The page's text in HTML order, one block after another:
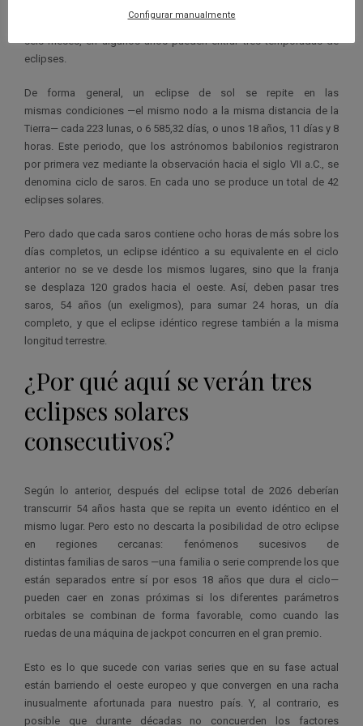
unos 29,53 días. Por lo tanto y dado que 173 días son menos de
seis meses, en algunos años pueden entrar tres temporadas de
eclipses.
De forma general, un eclipse de sol se repite en las
mismas condiciones —el mismo nodo a la misma distancia de la
Tierra— cada 223 lunas, o 6 585,32 días, o unos 18 años, 11 días y 8
horas. Este periodo, que los astrónomos babilonios registraron
por primera vez mediante la observación hacia el siglo VII a.C., se
denomina ciclo de saros. En cada uno se produce un total de 42
eclipses solares.
Pero dado que cada saros contiene ocho horas de más sobre los
días completos, un eclipse idéntico a su equivalente en el ciclo
anterior no se ve desde los mismos lugares, sino que la franja
se desplaza 120 grados hacia el oeste. Así, deben pasar tres
saros, 54 años (un exeligmos), para sumar 24 horas, un día
completo, y que el eclipse idéntico regrese también a la misma
longitud terrestre.
¿Por qué aquí se verán tres
eclipses solares
consecutivos?
Según lo anterior, después del eclipse total de 2026 deberían
transcurrir 54 años hasta que se repita un evento idéntico en el
mismo lugar. Pero esto no descarta la posibilidad de otro eclipse
en regiones cercanas: fenómenos sucesivos de
distintas familias de saros —una familia o serie comprende los que
están separados entre sí por esos 18 años que dura el ciclo—
pueden caer en zonas próximas si los diferentes parámetros
orbitales se combinan de forma favorable, como cuando las
ruedas de una máquina de jackpot concurren en el gran premio.
Esto es lo que sucede con varias series que en su fase actual
están barriendo el oeste europeo y que convergen en una racha
inusualmente afortunada para nuestro país. Y, al contrario, es
posible que durante décadas no concuerden los factores
Configurar manualmente